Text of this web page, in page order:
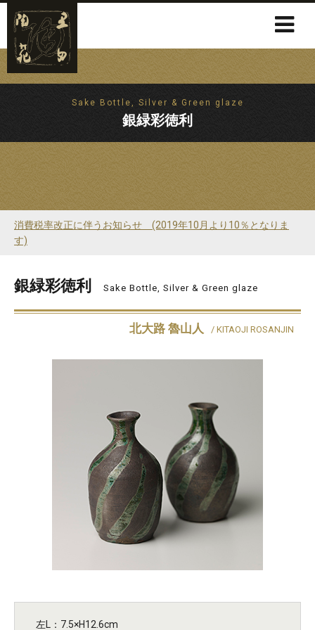
Sake Bottle, Silver & Green glaze
銀緑彩徳利
消費税率改正に伴うお知らせ (2019年10月より10％となりま
す)
銀緑彩徳利 Sake Bottle, Silver & Green glaze
北大路 魯山人 / KITAOJI ROSANJIN
左L：7.5×H12.6cm